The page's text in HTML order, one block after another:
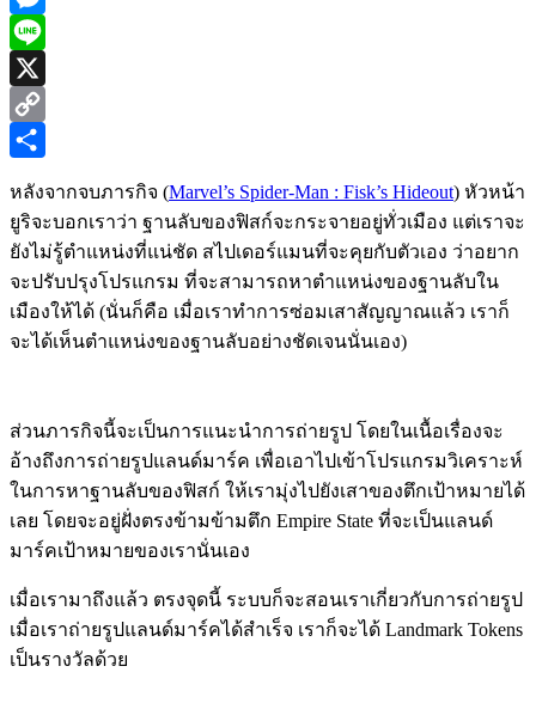
Messenger
Line
X
Copy
หลังจากจบภารกิจ (Marvel’s Spider-Man : Fisk’s Hideout) หัวหน้า
ยูริจะบอกเราว่า ฐานลับของฟิสก์จะกระจายอยู่ทั่วเมือง แต่เราจะ
ยังไม่รู้ตำแหน่งที่แน่ชัด สไปเดอร์แมนที่จะคุยกับตัวเอง ว่าอยาก
จะปรับปรุงโปรแกรม ที่จะสามารถหาตำแหน่งของฐานลับใน
เมืองให้ได้ (นั่นก็คือ เมื่อเราทำการซ่อมเสาสัญญาณแล้ว เราก็
จะได้เห็นตำแหน่งของฐานลับอย่างชัดเจนนั่นเอง)
ส่วนภารกิจนี้จะเป็นการแนะนำการถ่ายรูป โดยในเนื้อเรื่องจะ
อ้างถึงการถ่ายรูปแลนด์มาร์ค เพื่อเอาไปเข้าโปรแกรมวิเคราะห์
ในการหาฐานลับของฟิสก์ ให้เรามุ่งไปยังเสาของตึกเป้าหมายได้
เลย โดยจะอยู่ฝั่งตรงข้ามข้ามตึก Empire State ที่จะเป็นแลนด์
มาร์คเป้าหมายของเรานั่นเอง
เมื่อเรามาถึงแล้ว ตรงจุดนี้ ระบบก็จะสอนเราเกี่ยวกับการถ่ายรูป
เมื่อเราถ่ายรูปแลนด์มาร์คได้สำเร็จ เราก็จะได้ Landmark Tokens
เป็นรางวัลด้วย